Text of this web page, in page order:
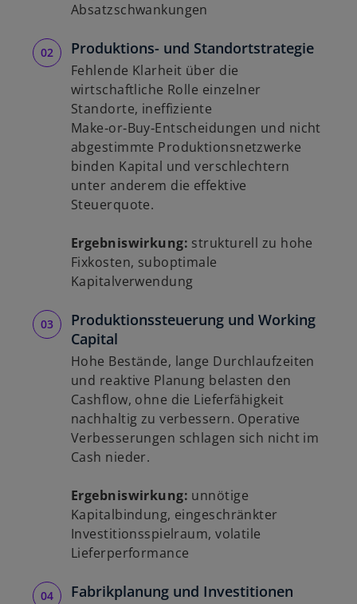
Absatzschwankungen
Produktions- und Standortstrategie
Fehlende Klarheit über die
wirtschaftliche Rolle einzelner
Standorte, ineffiziente
Make‑or‑Buy‑Entscheidungen und nicht
abgestimmte Produktionsnetzwerke
binden Kapital und verschlechtern
unter anderem die effektive
Steuerquote.
Ergebniswirkung: strukturell zu hohe
Fixkosten, suboptimale
Kapitalverwendung
Produktionssteuerung und Working
Capital
Hohe Bestände, lange Durchlaufzeiten
und reaktive Planung belasten den
Cashflow, ohne die Lieferfähigkeit
nachhaltig zu verbessern. Operative
Verbesserungen schlagen sich nicht im
Cash nieder.
Ergebniswirkung: unnötige
Kapitalbindung, eingeschränkter
Investitionsspielraum, volatile
Lieferperformance
Fabrikplanung und Investitionen